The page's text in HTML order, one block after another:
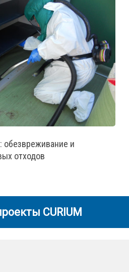
обезвреживание и
отходов
CURIUM